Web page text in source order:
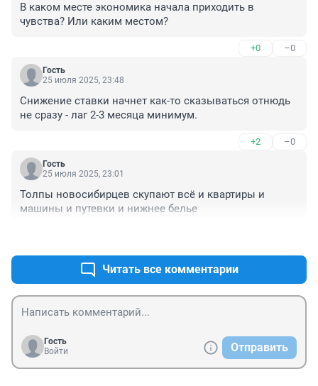
В каком месте экономика начала приходить в
чувства? Или каким местом?
+0 –0
Гость
25 июля 2025, 23:48
Снижение ставки начнет как-то сказываться отнюдь
не сразу - лаг 2-3 месяца минимум.
+2 –0
Гость
25 июля 2025, 23:01
Толпы новосибирцев скупают всё и квартиры и
машины и путевки и нижнее белье
Читать все комментарии
Гость
Войти
Отправить